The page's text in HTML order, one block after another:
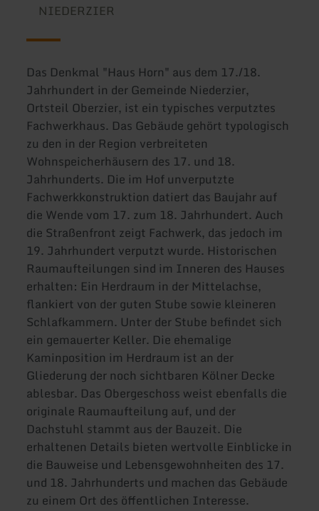
NIEDERZIER
Das Denkmal "Haus Horn" aus dem 17./18.
Jahrhundert in der Gemeinde Niederzier,
Ortsteil Oberzier, ist ein typisches verputztes
Fachwerkhaus. Das Gebäude gehört typologisch
zu den in der Region verbreiteten
Wohnspeicherhäusern des 17. und 18.
Jahrhunderts. Die im Hof unverputzte
Fachwerkkonstruktion datiert das Baujahr auf
die Wende vom 17. zum 18. Jahrhundert. Auch
die Straßenfront zeigt Fachwerk, das jedoch im
19. Jahrhundert verputzt wurde. Historischen
Raumaufteilungen sind im Inneren des Hauses
erhalten: Ein Herdraum in der Mittelachse,
flankiert von der guten Stube sowie kleineren
Schlafkammern. Unter der Stube befindet sich
ein gemauerter Keller. Die ehemalige
Kaminposition im Herdraum ist an der
Gliederung der noch sichtbaren Kölner Decke
ablesbar. Das Obergeschoss weist ebenfalls die
originale Raumaufteilung auf, und der
Dachstuhl stammt aus der Bauzeit. Die
erhaltenen Details bieten wertvolle Einblicke in
die Bauweise und Lebensgewohnheiten des 17.
und 18. Jahrhunderts und machen das Gebäude
zu einem Ort des öffentlichen Interesse.